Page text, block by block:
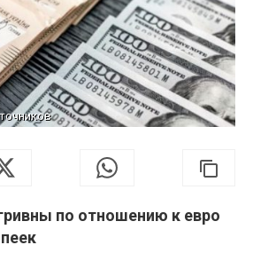
по отношению к евро